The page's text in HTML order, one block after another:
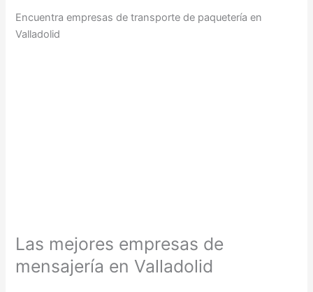
Encuentra empresas de transporte de paquetería en
Valladolid
Las mejores empresas de
mensajería en Valladolid